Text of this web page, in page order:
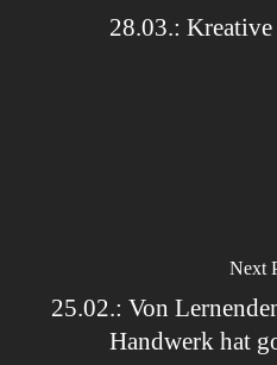
28.03.:
Next
25.02.: Von
Handwerk hat